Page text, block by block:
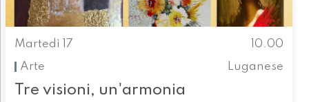
Martedì 17
10.00
Arte
Luganese
Tre visioni, un'armonia